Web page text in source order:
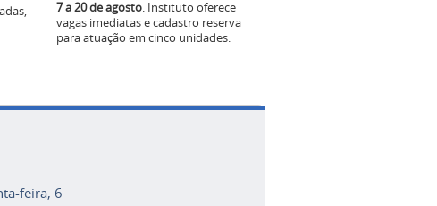
para atuação em cinco unidades.